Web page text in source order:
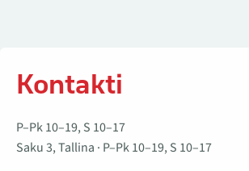
Kontakti
P–Pk 10–19, S 10–17
Saku 3, Tallina · P–Pk 10–19, S 10–17